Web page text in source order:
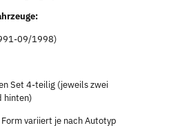
09/1998)
Set 4-teilig (jeweils zwei
hinten)
variiert je nach Autotyp